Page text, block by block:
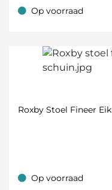
Op voorraad
Op voorraad
Roxby Stoel Fineer Eik
Op voorraad
Op voorraad